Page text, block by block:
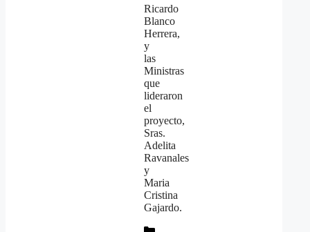
Ricardo
Blanco
Herrera,
y
las
Ministras
que
lideraron
el
proyecto,
Sras.
Adelita
Ravanales
y
Maria
Cristina
Gajardo.